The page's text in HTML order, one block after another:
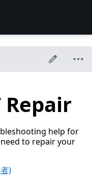
Repair
help for
need to repair your
)